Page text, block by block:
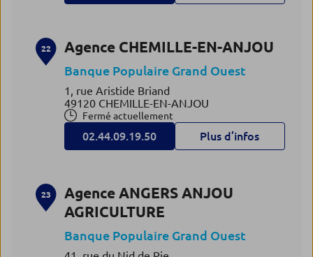
22 Agence CHEMILLE-EN-ANJOU
Banque Populaire Grand Ouest
1, rue Aristide Briand
49120 CHEMILLE-EN-ANJOU
Fermé actuellement
02.44.09.19.50 Plus d’infos
23
Agence ANGERS ANJOU
AGRICULTURE
Banque Populaire Grand Ouest